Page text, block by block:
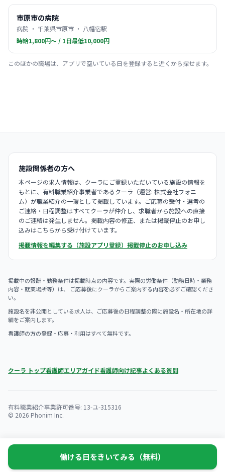
市原市の病院
病院 ・ 千葉県市原市 ・ 八幡宿駅
時給1,800円〜 / 1日最低10,000円
このほかの職場は、アプリで空いている日を登録すると近くから探せます。
施設関係者の方へ
本ページの求人情報は、クーラにご登録いただいている施設の情報を
もとに、有料職業紹介事業者であるクーラ（運営: 株式会社フォニ
ム）が職業紹介の一環として掲載しています。ご応募の受付・選考の
ご連絡・日程調整はすべてクーラが仲介し、求職者から施設への直接
のご連絡は発生しません。掲載内容の修正、または掲載停止のお申し
込みはこちらから受け付けています。
掲載情報を編集する（施設アプリ登録） 掲載停止のお申し込み
掲載中の報酬・勤務条件は掲載時点の内容です。実際の労働条件（勤務日時・業務
内容・就業場所等）は、 ご応募後にクーラからご案内する内容を必ずご確認くださ
い。
施設名を非公開としている求人は、ご応募後の日程調整の際に施設名・所在地の詳
細をご案内します。
看護師の方の登録・応募・利用はすべて無料です。
クーラ トップ看護師エリアガイド看護師向け記事よくある質問
有料職業紹介事業許可番号: 13-ユ-315316
© 2026 Phonim Inc.
働ける日をきいてみる（無料）